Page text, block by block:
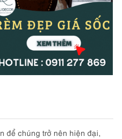
để chúng trở nên hiện đại,